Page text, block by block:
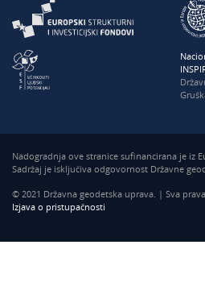
Nadogradnja ove stranice sufinancirana je iz
Sadržaj je isključiva odgovornost Državne
© 2021 Državna geodetska uprava. | Sva
Izjava o pristupačnosti